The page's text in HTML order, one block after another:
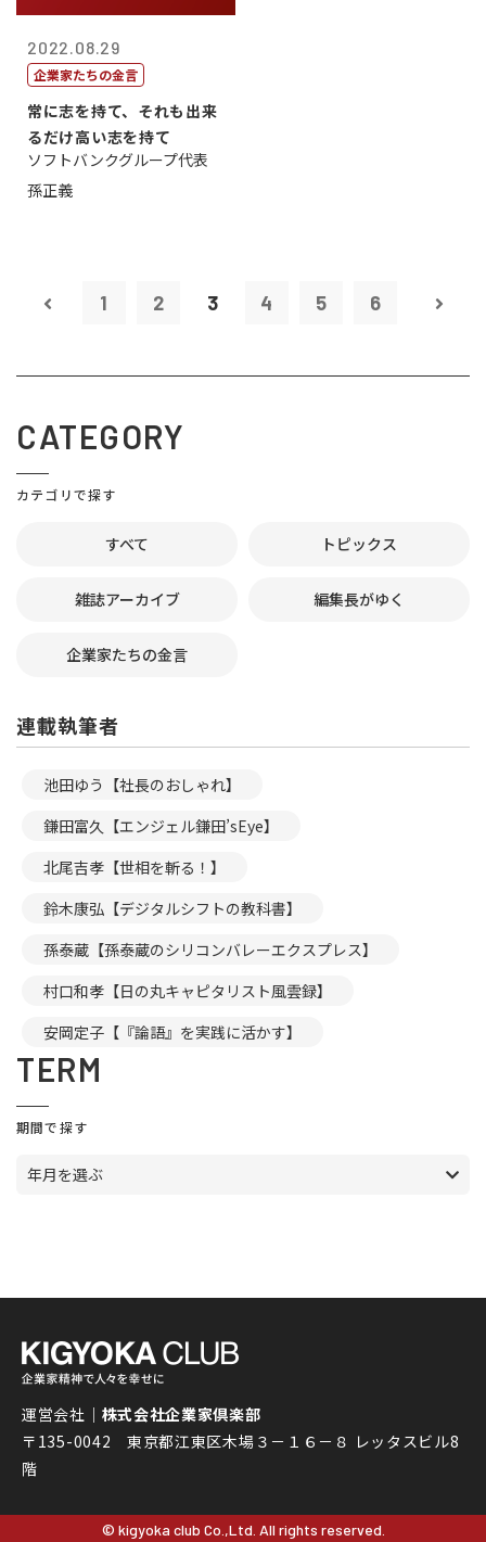
2022.08.29
企業家たちの金言
常に志を持て、それも出来
るだけ高い志を持て
ソフトバンクグループ代表
孫正義
1 2 3 4 5 6
CATEGORY
カテゴリで探す
すべて トピックス
雑誌アーカイブ 編集長がゆく
企業家たちの金言
連載執筆者
池田ゆう【社長のおしゃれ】
鎌田富久【エンジェル鎌田’sEye】
北尾吉孝【世相を斬る！】
鈴木康弘【デジタルシフトの教科書】
孫泰蔵【孫泰蔵のシリコンバレーエクスプレス】
村口和孝【日の丸キャピタリスト風雲録】
安岡定子【『論語』を実践に活かす】
TERM
期間で探す
年月を選ぶ
運営会社｜ 株式会社企業家倶楽部
〒135-0042 東京都江東区木場３－１６－８ レッタスビル8
階
© kigyoka club Co.,Ltd. All rights reserved.